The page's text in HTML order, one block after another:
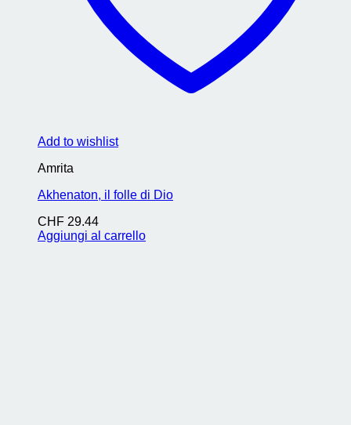
Add to wishlist
Amrita
Akhenaton, il folle di Dio
CHF 29.44
Aggiungi al carrello